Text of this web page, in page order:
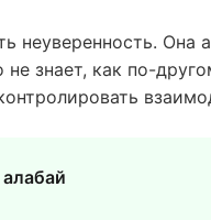
неуверенность. Она
не знает, как по-